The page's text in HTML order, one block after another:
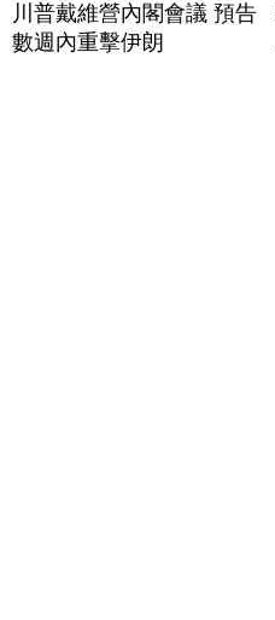
川普戴維營內閣會議 預告
數週內重擊伊朗